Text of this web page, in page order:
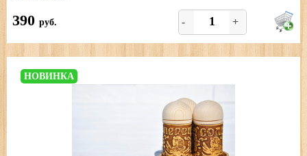
390 руб. - +
НОВИНКА